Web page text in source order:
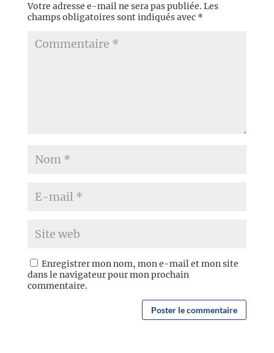
Votre adresse e-mail ne sera pas publiée. Les
champs obligatoires sont indiqués avec *
Enregistrer mon nom, mon e-mail et mon site
dans le navigateur pour mon prochain
commentaire.